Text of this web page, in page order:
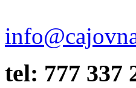
tel: 777 337